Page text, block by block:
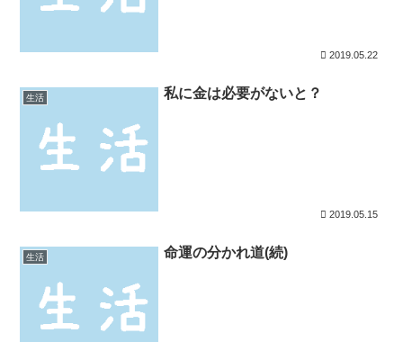
2019.05.22
生活 私に金は必要がないと？
2019.05.15
生活 命運の分かれ道(続)